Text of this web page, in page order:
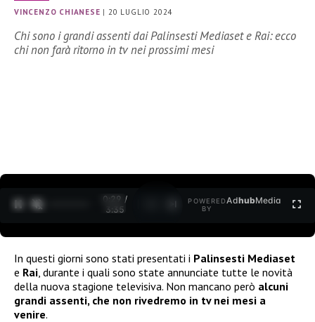
VINCENZO CHIANESE |20 LUGLIO 2024
Chi sono i grandi assenti dai Palinsesti Mediaset e Rai: ecco
chi non farà ritorno in tv nei prossimi mesi
0:30 /
3:35
POWERED
BY
AdhubMedia
In questi giorni sono stati presentati i Palinsesti Mediaset
e Rai , durante i quali sono state annunciate tutte le novità
della nuova stagione televisiva. Non mancano però alcuni
grandi assenti, che non rivedremo in tv nei mesi a
venire.